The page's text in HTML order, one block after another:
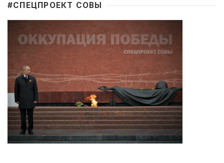
#CПЕЦПРОЕКТ СОВЫ